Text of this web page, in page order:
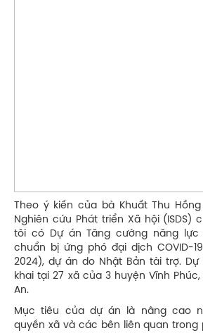
Theo ý kiến của bà Khuất Thu
Nghiên cứu Phát triển Xã hội (ISDS)
tôi có Dự án Tăng cường năng
chuẩn bị ứng phó đại dịch COVID-
2024), dự án do Nhật Bản tài trợ.
khai tại 27 xã của 3 huyện Vĩnh
An.
Mục tiêu của dự án là nâng cao
quyền xã và các bên liên quan trong